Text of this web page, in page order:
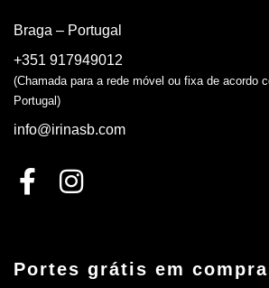
Braga – Portugal
+351 917949012
(Chamada para a rede móvel ou fixa de acordo
Portugal)
info@irinasb.com
Portes grátis em